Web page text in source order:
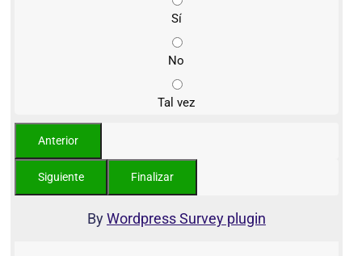
Sí
No
Tal vez
ByWordpress Survey plugin